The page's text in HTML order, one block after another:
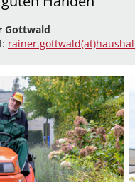
Gottwald